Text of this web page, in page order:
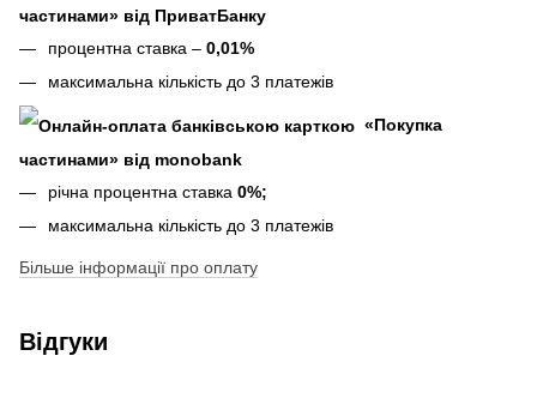
частинами» від ПриватБанку
процентна ставка – 0,01%
максимальна кількість до 3 платежів
«Покупка
частинами» від monobank
річна процентна ставка 0%;
максимальна кількість до 3 платежів
Більше інформації про оплату
Відгуки